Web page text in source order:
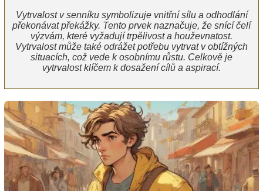
Vytrvalost v senníku symbolizuje vnitřní sílu a odhodlání
překonávat překážky. Tento prvek naznačuje, že snící čelí
výzvám, které vyžadují trpělivost a houževnatost.
Vytrvalost může také odrážet potřebu vytrvat v obtížných
situacích, což vede k osobnímu růstu. Celkově je
vytrvalost klíčem k dosažení cílů a aspirací.